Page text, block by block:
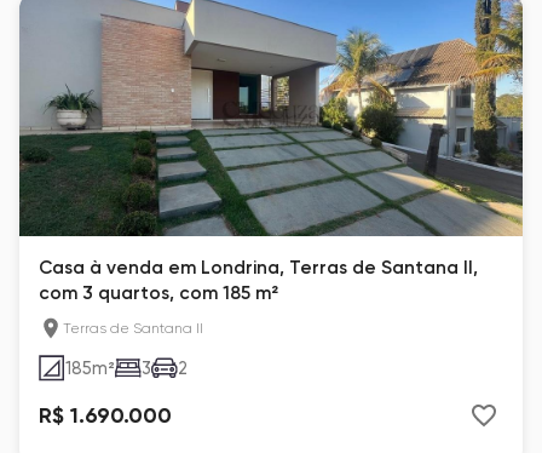
Casa à venda em Londrina, Terras de Santana II,
com 3 quartos, com 185 m²
Terras de Santana II
185m² 3 2
R$ 1.690.000